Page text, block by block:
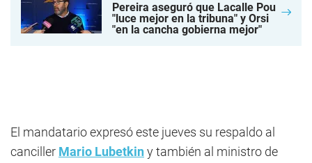
Pereira aseguró que Lacalle Pou
"luce mejor en la tribuna" y Orsi
"en la cancha gobierna mejor"
El mandatario expresó este jueves su respaldo al
canciller Mario Lubetkiny también al ministro de